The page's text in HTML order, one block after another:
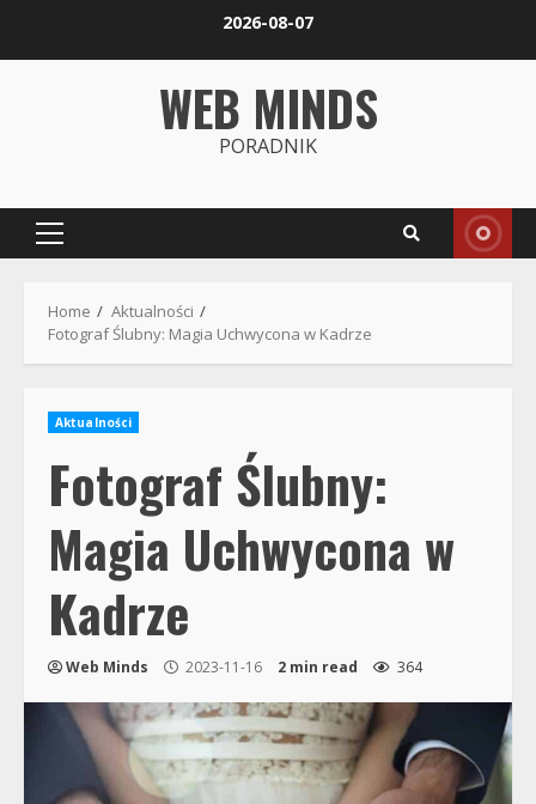
2026-08-07
WEB MINDS
PORADNIK
Primary
Home
Aktualności
Fotograf Ślubny: Magia Uchwycona w Kadrze
Aktualności
Fotograf Ślubny:
Magia Uchwycona w
Kadrze
Web Minds 2023-11-16 2 min read 364